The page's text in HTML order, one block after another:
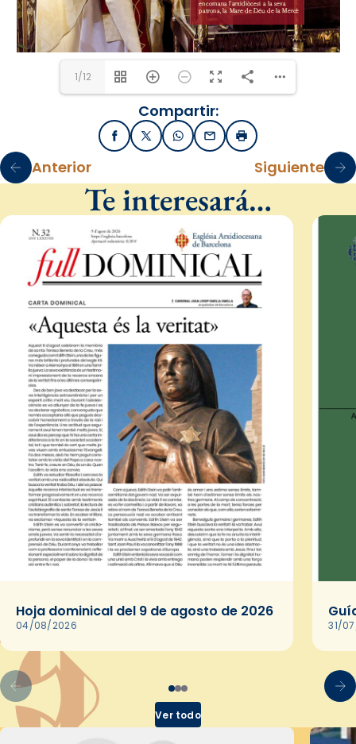
1/12
Compartir:
FacebookX / TwitterWhatsApp
EmailImprimir
Anterior Siguiente
Te interesará…
Hoja dominical del 9 de agosto de 2026
04/08/2026 31/
Ver todo